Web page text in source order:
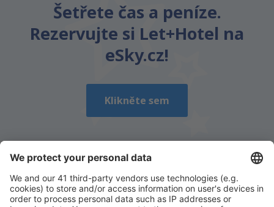
Šetřete čas a peníze.
Rezervujte si Let+Hotel na
eSky.cz!
Klikněte sem